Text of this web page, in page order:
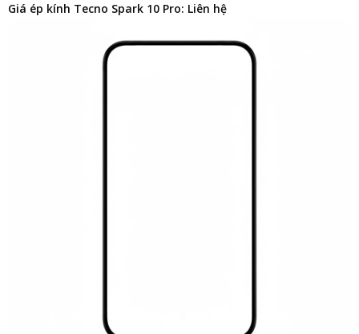
Giá ép kính Tecno Spark 10 Pro: Liên hệ